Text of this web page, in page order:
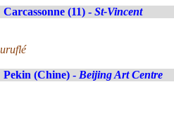
Carcassonne (11) - St-Vincent
Pekin (Chine) - Beijing Art Centre